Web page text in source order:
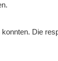
Die